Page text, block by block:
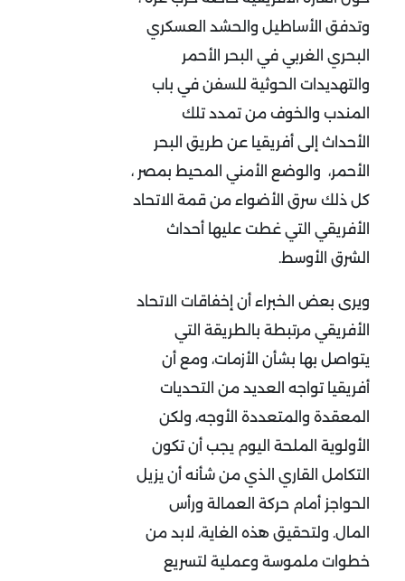
وتدفق الأساطيل والحشد العسكري
البحري الغربي في البحر الأحمر
والتهديدات الحوثية للسفن في باب
المندب والخوف من تمدد تلك
الأحداث إلى أفريقيا عن طريق البحر
الأحمر، والوضع الأمني المحيط بمصر ،
كل ذلك سرق الأضواء من قمة الاتحاد
الأفريقي التي غطت عليها أحداث
الشرق الأوسط.
ويرى بعض الخبراء أن إخفاقات الاتحاد
الأفريقي مرتبطة بالطريقة التي
يتواصل بها بشأن الأزمات، ومع أن
أفريقيا تواجه العديد من التحديات
المعقدة والمتعددة الأوجه، ولكن
الأولوية الملحة اليوم يجب أن تكون
التكامل القاري الذي من شأنه أن يزيل
الحواجز أمام حركة العمالة ورأس
المال. ولتحقيق هذه الغاية، لابد من
خطوات ملموسة وعملية لتسريع